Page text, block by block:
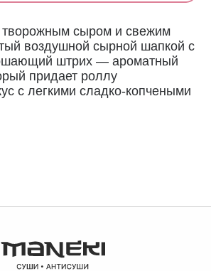
сыром и свежим
воздушной сырной шапкой с
штрих — ароматный
придает роллу
с легкими сладко-копчеными